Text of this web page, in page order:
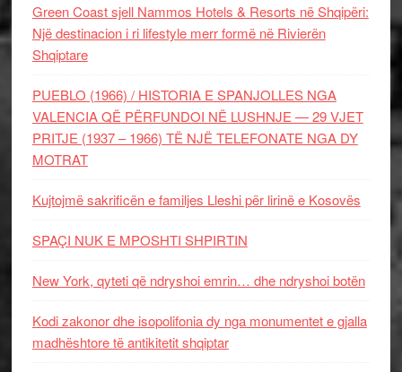
Green Coast sjell Nammos Hotels & Resorts në Shqipëri:
Një destinacion i ri lifestyle merr formë në Rivierën
Shqiptare
PUEBLO (1966) / HISTORIA E SPANJOLLES NGA
VALENCIA QË PËRFUNDOI NË LUSHNJE — 29 VJET
PRITJE (1937 – 1966) TË NJË TELEFONATE NGA DY
MOTRAT
Kujtojmë sakrificën e familjes Lleshi për lirinë e Kosovës
SPAÇI NUK E MPOSHTI SHPIRTIN
New York, qyteti që ndryshoi emrin… dhe ndryshoi botën
Kodi zakonor dhe isopolifonia dy nga monumentet e gjalla
madhështore të antikitetit shqiptar